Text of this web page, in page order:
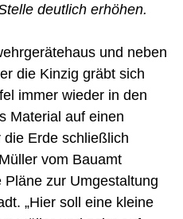
deutlich erhöhen.
und neben
die Kinzig gräbt sich
immer wieder in den
Material auf einen
die Erde schließlich
vom Bauamt
zur Umgestaltung
„Hier soll eine kleine